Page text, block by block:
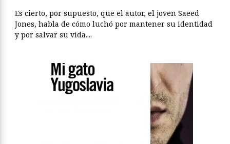
Es cierto, por supuesto, que el autor, el joven Saeed
Jones, habla de cómo luchó por mantener su identidad
y por salvar su vida....